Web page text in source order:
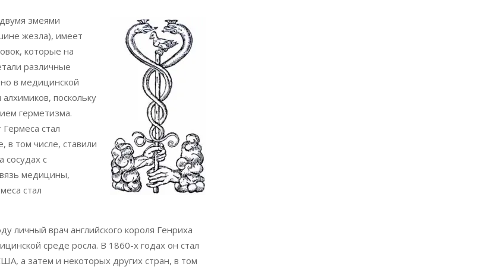
змеями
жезла), имеет
которые на
различные
в медицинской
поскольку
герметизма.
стал
в том числе, ставили
сосудах с
медицины,
стал
личный врач английского короля Генриха
среде росла. В 1860-х годах он стал
а затем и некоторых других стран, в том